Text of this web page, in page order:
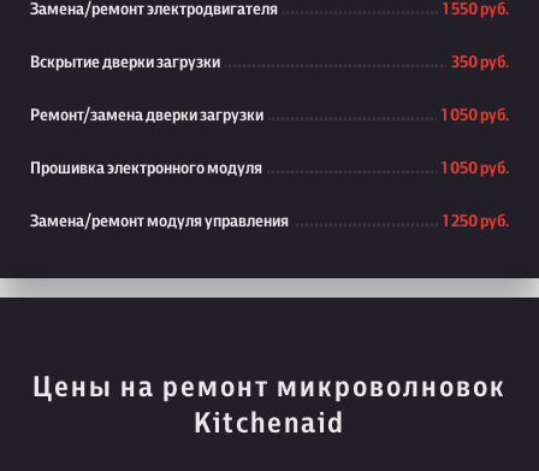
Замена/ремонт электродвигателя 1 550 руб.
Вскрытие дверки загрузки 350 руб.
Ремонт/замена дверки загрузки 1 050 руб.
Прошивка электронного модуля 1 050 руб.
Замена/ремонт модуля управления 1 250 руб.
Цены на ремонт микроволновок
Kitchenaid